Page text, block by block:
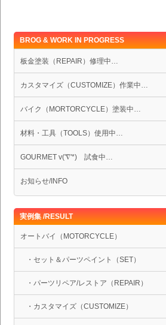
BROG & WORK IN PROGRESS
板金塗装（REPAIR）修理中…
カスタマイズ（CUSTOMIZE）作業中…
バイク（MORTORCYCLE）塗装中…
材料・工具（TOOLS）使用中…
GOURMET v('∇'*) 試食中…
お知らせ/INFO
実例集 /RESULT
オートバイ（MOTORCYCLE）
・セット＆パーツペイント（SET）
・パーツリペア/レストア（REPAIR）
・カスタマイズ（CUSTOMIZE）